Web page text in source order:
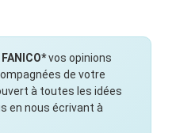
FANICO*vos opinions
de votre
à toutes les idées
en nous écrivant à